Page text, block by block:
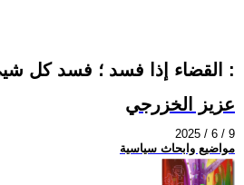
القضاء إذا فسد ؛ فسد كل شيئ :
عزيز الخزرجي
2025 / 6 / 9
مواضيع وابحاث سياسية